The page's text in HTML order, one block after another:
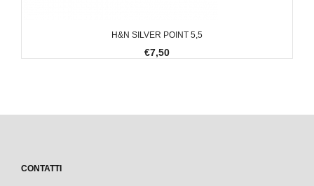
H&N SILVER POINT 5,5
€7,50
CONTATTI